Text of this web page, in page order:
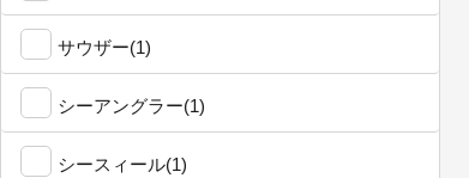
サウザー(1)
シーアングラー(1)
シースィール(1)